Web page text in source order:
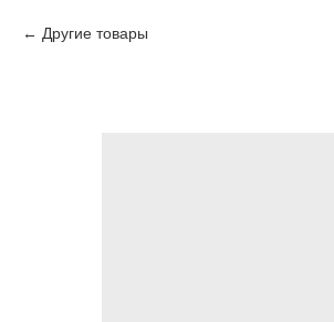
Другие товары